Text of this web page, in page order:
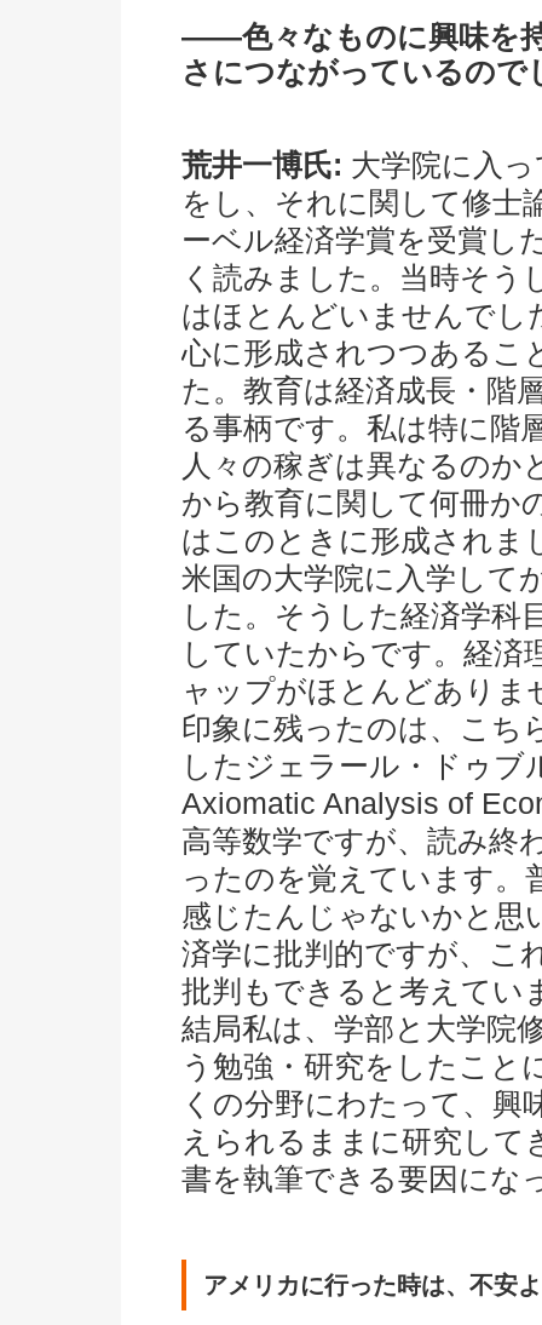
――色々なものに興味を
さにつながっているので
荒井一博氏: 大学院に入
をし、それに関して修士
ーベル経済学賞を受賞し
く読みました。当時そう
はほとんどいませんでし
心に形成されつつあるこ
た。教育は経済成長・階
る事柄です。私は特に階
人々の稼ぎは異なるのか
から教育に関して何冊か
はこのときに形成されま
米国の大学院に入学して
した。そうした経済学科
していたからです。経済
ャップがほとんどありま
印象に残ったのは、こち
したジェラール・ドゥブ
Axiomatic Analysis of
高等数学ですが、読み終
ったのを覚えています。
感じたんじゃないかと思
済学に批判的ですが、こ
批判もできると考えてい
結局私は、学部と大学院
う勉強・研究をしたこと
くの分野にわたって、興
えられるままに研究して
書を執筆できる要因にな
アメリカに行った時は、不安